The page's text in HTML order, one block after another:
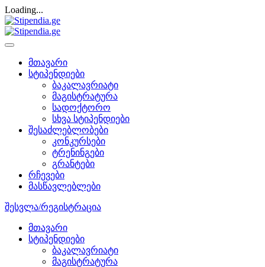
Loading...
მთავარი
სტიპენდიები
ბაკალავრიატი
მაგისტრატურა
სადოქტორო
სხვა სტიპენდიები
შესაძლებლობები
კონკურსები
ტრენინგები
გრანტები
რჩევები
მასწავლებლები
შესვლა/რეგისტრაცია
მთავარი
სტიპენდიები
ბაკალავრიატი
მაგისტრატურა